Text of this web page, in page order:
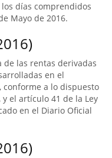
días comprendidos
Mayo de 2016.
las rentas derivadas
en el
conforme a lo dispuesto
y el artículo 41 de la Ley
en el Diario Oficial